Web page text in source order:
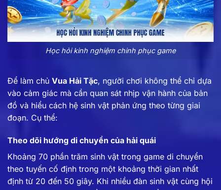
Học hỏi kinh nghiệm chinh phục game
Để làm chủ Vua Hải Tặc, người chơi không thể chỉ dựa
vào cảm giác mà cần quan sát nhịp vận hành của bản
đồ và hiểu cách hệ sinh vật phản ứng theo từng giai
đoạn. Cụ thể:
Theo dõi hướng di chuyển của hải quái
Khoảng 70 phần trăm sinh vật trong game di chuyển
theo tuyến cố định trong một khoảng thời gian nhất
định từ 20 đến 50 giây. Khi nhiều đàn sinh vật cùng hội